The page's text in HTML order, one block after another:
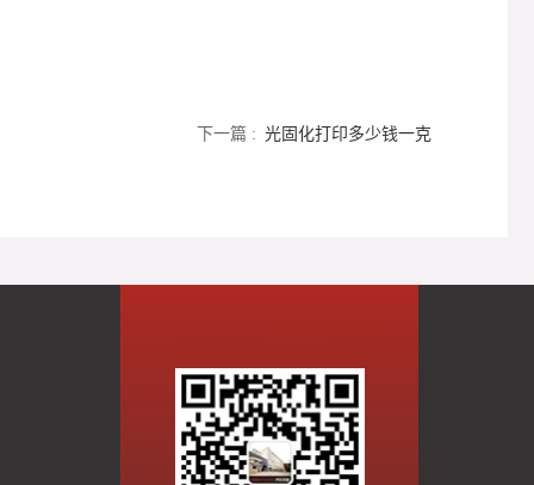
下一篇 : 光固化打印多少钱一克